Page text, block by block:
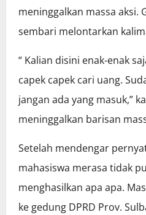
meninggalkan massa aksi.
sembari melontarkan
“ Kalian disini enak-enak
capek capek cari uang.
jangan ada yang masuk,”
meninggalkan barisan
Setelah mendengar
mahasiswa merasa tidak
menghasilkan apa apa.
ke gedung DPRD Prov.